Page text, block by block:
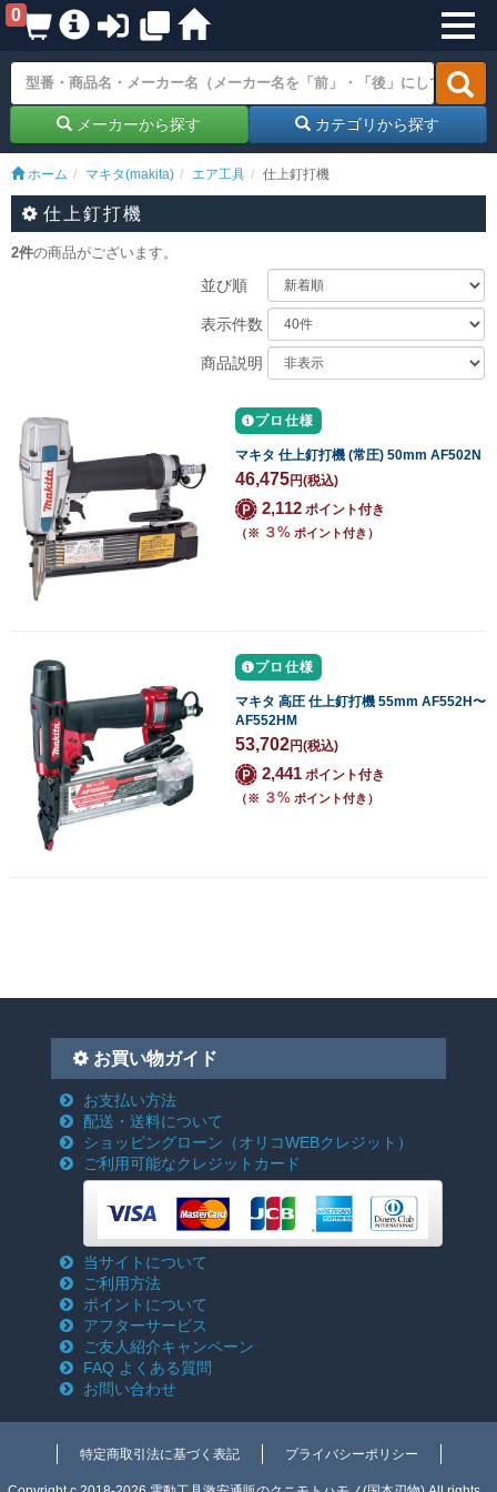
0
メーカーから探す カテゴリから探す
ホーム マキタ(makita) エア工具 仕上釘打機
仕上釘打機
2件の商品がございます。
並び順
表示件数
商品説明
プロ仕様
マキタ 仕上釘打機 (常圧) 50mm AF502N
46,475円(税込)
2,112 ポイント付き
（※ ３% ポイント付き）
プロ仕様
マキタ 高圧 仕上釘打機 55mm AF552H〜
AF552HM
53,702円(税込)
2,441 ポイント付き
（※ ３% ポイント付き）
お買い物ガイド
お支払い方法
配送・送料について
ショッピングローン （オリコWEBクレジット）
ご利用可能なクレジットカード
当サイトについて
ご利用方法
ポイントについて
アフターサービス
ご友人紹介キャンペーン
FAQ よくある質問
お問い合わせ
特定商取引法に基づく表記 プライバシーポリシー